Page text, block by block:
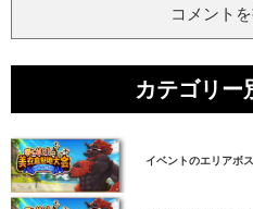
コメント
カテゴリー
イベントのエリアボ